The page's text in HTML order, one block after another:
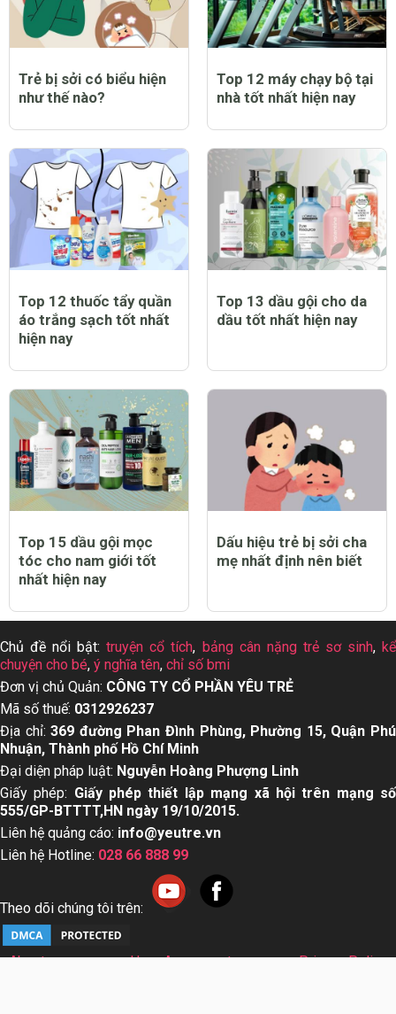
Trẻ bị sởi có biểu hiện
như thế nào?
Top 12 máy chạy bộ tại
nhà tốt nhất hiện nay
Top 12 thuốc tẩy quần
áo trắng sạch tốt nhất
hiện nay
Top 13 dầu gội cho da
dầu tốt nhất hiện nay
Top 15 dầu gội mọc
tóc cho nam giới tốt
nhất hiện nay
Dấu hiệu trẻ bị sởi cha
mẹ nhất định nên biết
Chủ đề nổi bật:truyện cổ tích, bảng cân nặng trẻ sơ sinh, kể
chuyện cho bé, ý nghĩa tên, chỉ số bmi
Đơn vị chủ Quản: CÔNG TY CỔ PHẦN YÊU TRẺ
Mã số thuế: 0312926237
Địa chỉ:369 đường Phan Đình Phùng, Phường 15, Quận Phú
Nhuận, Thành phố Hồ Chí Minh
Đại diện pháp luật: Nguyễn Hoàng Phượng Linh
Giấy phép: Giấy phép thiết lập mạng xã hội trên mạng số
555/GP-BTTTT,HN ngày 19/10/2015.
Liên hệ quảng cáo: info@yeutre.vn
Liên hệ Hotline: 028 66 888 99
Theo dõi chúng tôi trên:
About us User Agreement
Privacy Policy